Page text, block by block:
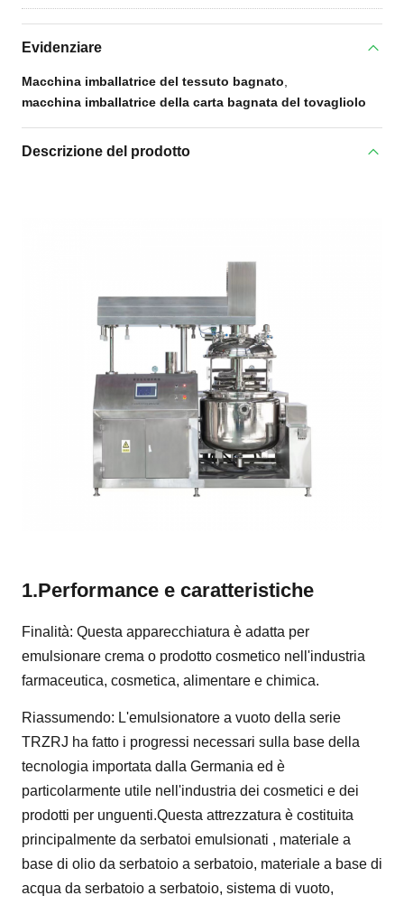
Evidenziare
Macchina imballatrice del tessuto bagnato
macchina imballatrice della carta bagnata del tovagliolo
Descrizione del prodotto
1.Performance e caratteristiche
Finalità: Questa apparecchiatura è adatta per
emulsionare crema o prodotto cosmetico nell'industria
farmaceutica, cosmetica, alimentare e chimica.
Riassumendo: L'emulsionatore a vuoto della serie
TRZRJ ha fatto i progressi necessari sulla base della
tecnologia importata dalla Germania ed è
particolarmente utile nell'industria dei cosmetici e dei
prodotti per unguenti.Questa attrezzatura è costituita
principalmente da serbatoi emulsionati , materiale a
base di olio da serbatoio a serbatoio, materiale a base di
acqua da serbatoio a serbatoio, sistema di vuoto,